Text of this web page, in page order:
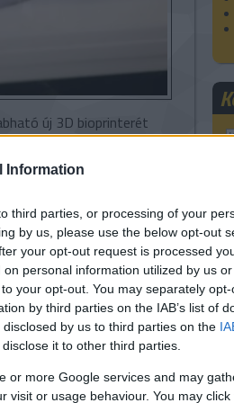
Information
third parties, or processing of your
by us, please use the below opt-out
your opt-out request is processed
personal information utilized by us
your opt-out. You may separately
by third parties on the IAB’s list of
by us to third parties on the
it to other third parties.
or more Google services and may
visit or usage behaviour. You may
új 3D bioprinterét
drasztikusan
A gépet az Adelaide-i
hoztak létre
műtétek előtt, hogy
korábban
hogy a technikával a